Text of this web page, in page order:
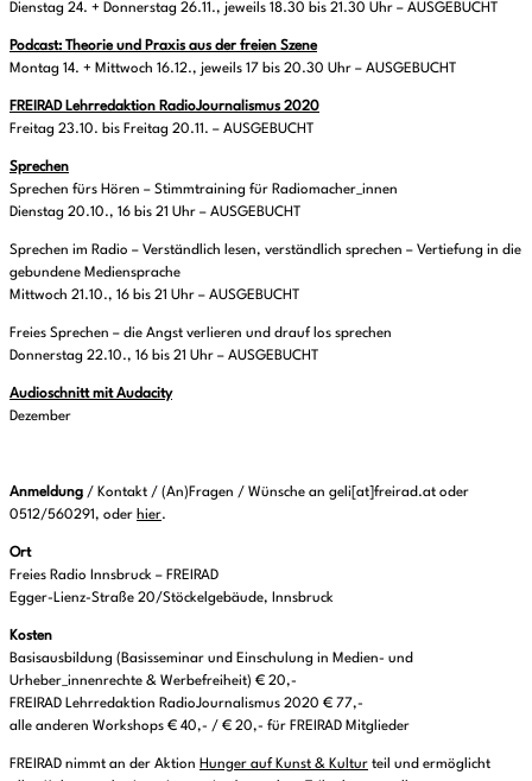
Dienstag 24. + Donnerstag 26.11., jeweils 18.30 bis 21.30 Uhr – AUSGEBUCHT
Podcast: Theorie und Praxis aus der freien Szene
Montag 14. + Mittwoch 16.12., jeweils 17 bis 20.30 Uhr – AUSGEBUCHT
FREIRAD Lehrredaktion RadioJournalismus 2020
Freitag 23.10. bis Freitag 20.11. – AUSGEBUCHT
Sprechen
Sprechen fürs Hören – Stimmtraining für Radiomacher_innen
Dienstag 20.10., 16 bis 21 Uhr – AUSGEBUCHT
Sprechen im Radio – Verständlich lesen, verständlich sprechen – Vertiefung in die
gebundene Mediensprache
Mittwoch 21.10., 16 bis 21 Uhr – AUSGEBUCHT
Freies Sprechen – die Angst verlieren und drauf los sprechen
Donnerstag 22.10., 16 bis 21 Uhr – AUSGEBUCHT
Audioschnitt mit Audacity
Dezember
Anmeldung / Kontakt / (An)Fragen / Wünsche an geli[at]freirad.at oder
0512/560291, oder hier.
Ort
Freies Radio Innsbruck – FREIRAD
Egger-Lienz-Straße 20/Stöckelgebäude, Innsbruck
Kosten
Basisausbildung (Basisseminar und Einschulung in Medien- und
Urheber_innenrechte & Werbefreiheit) € 20,-
FREIRAD Lehrredaktion RadioJournalismus 2020 € 77,-
alle anderen Workshops € 40,- / € 20,- für FREIRAD Mitglieder
FREIRAD nimmt an der Aktion Hunger auf Kunst & Kultur teil und ermöglicht